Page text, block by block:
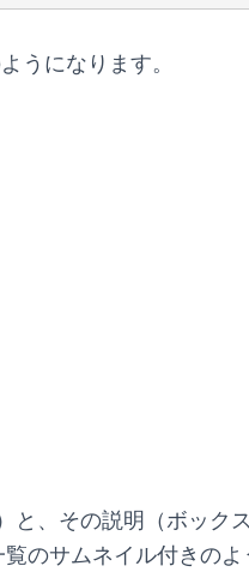
うになります。
と、その説明（ボック
のサムネイル付きの